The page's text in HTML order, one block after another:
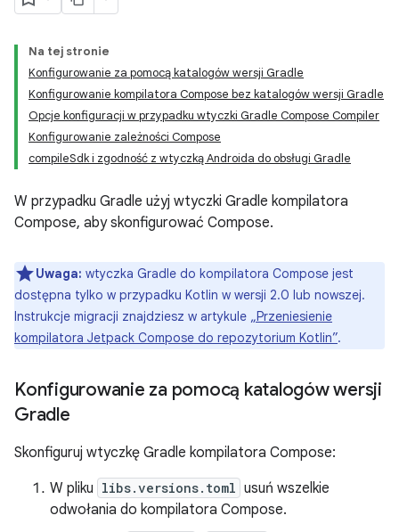
Na tej stronie
Konfigurowanie za pomocą katalogów wersji Gradle
Konfigurowanie kompilatora Compose bez katalogów wersji Gradle
Opcje konfiguracji w przypadku wtyczki Gradle Compose Compiler
Konfigurowanie zależności Compose
compileSdk i zgodność z wtyczką Androida do obsługi Gradle
W przypadku Gradle użyj wtyczki Gradle kompilatora
Compose, aby skonfigurować Compose.
Uwaga: wtyczka Gradle do kompilatora Compose jest
dostępna tylko w przypadku Kotlin w wersji 2.0 lub nowszej.
Instrukcje migracji znajdziesz w artykule „Przeniesienie
kompilatora Jetpack Compose do repozytorium Kotlin”.
Konfigurowanie za pomocą katalogów wersji
Gradle
Skonfiguruj wtyczkę Gradle kompilatora Compose:
W pliku libs.versions.toml usuń wszelkie
odwołania do kompilatora Compose.